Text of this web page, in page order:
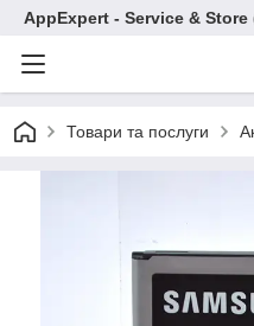
AppExpert - Service &
Товари та послуги